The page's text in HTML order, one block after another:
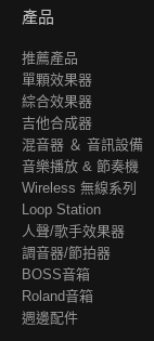
產品
推薦產品
單顆效果器
綜合效果器
吉他合成器
混音器 ＆ 音訊設備
音樂播放 & 節奏機
Wireless 無線系列
Loop Station
人聲/歌手效果器
調音器/節拍器
BOSS音箱
Roland音箱
週邊配件